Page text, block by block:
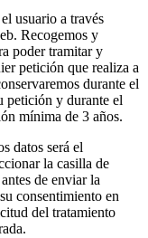
usuario a través
Recogemos y
poder tramitar y
petición que realiza a
durante el
petición y durante el
mínima de 3 años.
datos será el
la casilla de
de enviar la
consentimiento en
del tratamiento